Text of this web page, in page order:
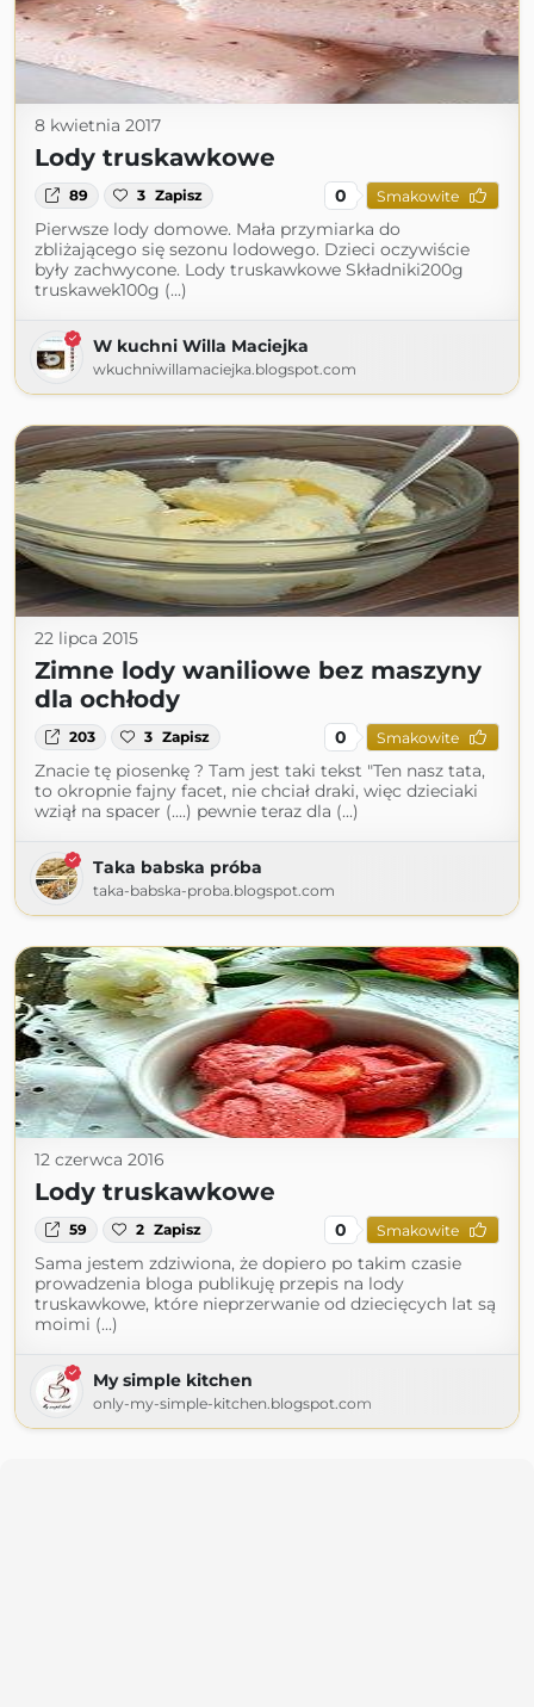
8 kwietnia 2017
Lody truskawkowe
89 3 Zapisz 0 Smakowite
Pierwsze lody domowe. Mała przymiarka do
zbliżającego się sezonu lodowego. Dzieci oczywiście
były zachwycone. Lody truskawkowe Składniki200g
truskawek100g (...)
W kuchni Willa Maciejka
wkuchniwillamaciejka.blogspot.com
22 lipca 2015
Zimne lody waniliowe bez maszyny
dla ochłody
203 3 Zapisz 0 Smakowite
Znacie tę piosenkę ? Tam jest taki tekst "Ten nasz tata,
to okropnie fajny facet, nie chciał draki, więc dzieciaki
wziął na spacer (....) pewnie teraz dla (...)
Taka babska próba
taka-babska-proba.blogspot.com
12 czerwca 2016
Lody truskawkowe
59 2 Zapisz 0 Smakowite
Sama jestem zdziwiona, że dopiero po takim czasie
prowadzenia bloga publikuję przepis na lody
truskawkowe, które nieprzerwanie od dziecięcych lat są
moimi (...)
My simple kitchen
only-my-simple-kitchen.blogspot.com